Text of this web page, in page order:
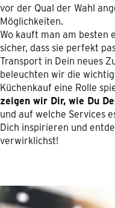
vor der Qual der Wahl
Möglichkeiten.
Wo kauft man am besten
sicher, dass sie perfekt
Transport in Dein neues
beleuchten wir die
Küchenkauf eine Rolle
zeigen wir Dir, wie Du
und auf welche Services
Dich inspirieren und
verwirklichst!